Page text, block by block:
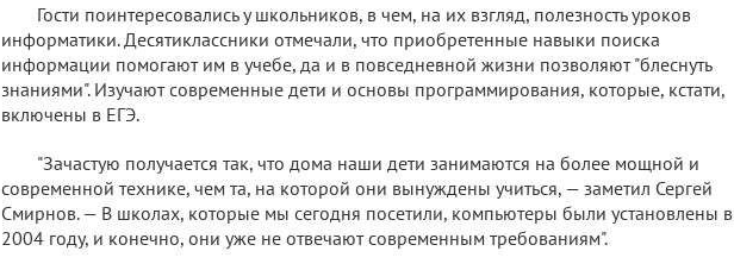
Гости поинтересовались у школьников, в чем, на их взгляд, полезность уроков
информатики. Десятиклассники отмечали, что приобретенные навыки поиска
информации помогают им в учебе, да и в повседневной жизни позволяют "блеснуть
знаниями". Изучают современные дети и основы программирования, которые, кстати,
включены в ЕГЭ.
"Зачастую получается так, что дома наши дети занимаются на более мощной и
современной технике, чем та, на которой они вынуждены учиться, — заметил Сергей
Смирнов. — В школах, которые мы сегодня посетили, компьютеры были установлены в
2004 году, и конечно, они уже не отвечают современным требованиям".